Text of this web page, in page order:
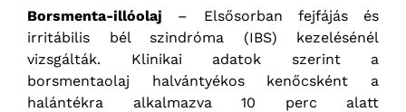
Borsmenta-illóolaj – Elsősorban fejfájás és
irritábilis bél szindróma (IBS) kezelésénél
vizsgálták. Klinikai adatok szerint a
borsmentaolaj halvántyékos kenőcsként a
halántékra alkalmazva 10 perc alatt